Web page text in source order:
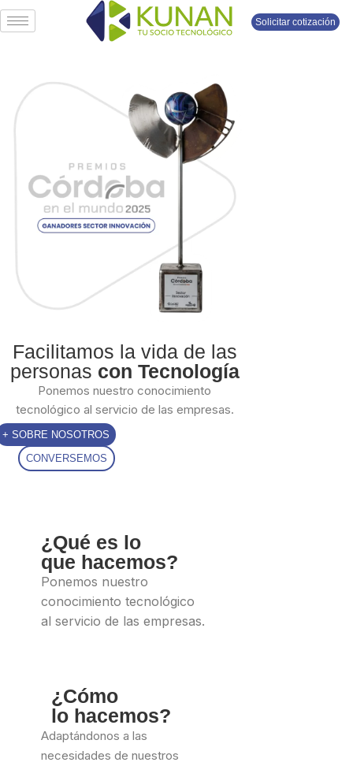
Solicitar cotización
Facilitamos la vida de las
personas con Tecnología
Ponemos nuestro conocimiento
tecnológico al servicio de las empresas.
+ SOBRE NOSOTROS
CONVERSEMOS
¿Qué es lo
que hacemos?
Ponemos nuestro
conocimiento tecnológico
al servicio de las empresas.
¿Cómo
lo hacemos?
Adaptándonos a las
necesidades de nuestros